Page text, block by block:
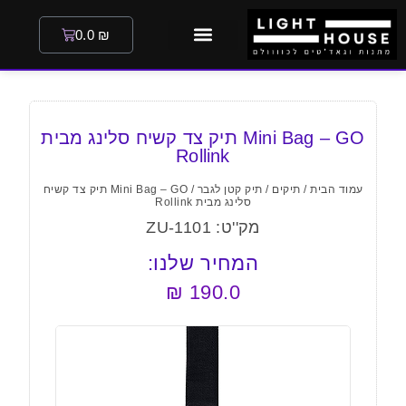
0.0 ₪
Mini Bag – GO תיק צד קשיח סלינג מבית
Rollink
עמוד הבית / תיקים / תיק קטן לגבר
/ Mini Bag – GO תיק צד קשיח
סלינג מבית Rollink
מק''ט: ZU-1101
המחיר שלנו:
190.0
₪